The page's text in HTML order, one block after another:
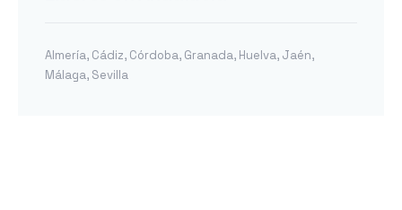
Almería, Cádiz, Córdoba, Granada, Huelva, Jaén,
Málaga, Sevilla